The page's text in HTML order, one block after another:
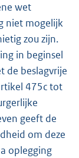
wet
niet mogelijk
zou zijn.
in beginsel
de beslagvrije
475c tot
geeft de
om deze
oplegging